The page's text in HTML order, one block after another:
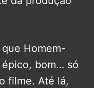
Homem-
bom… só
filme. Até lá,